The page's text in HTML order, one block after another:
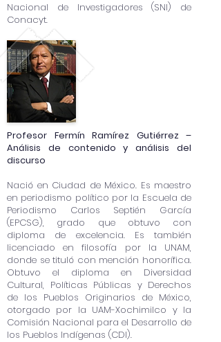
Nacional de Investigadores (SNI) de
Conacyt.
Profesor Fermín Ramírez Gutiérrez –
Análisis de contenido y análisis del
discurso
Nació en Ciudad de México. Es maestro
en periodismo político por la Escuela de
Periodismo Carlos Septién García
(EPCSG), grado que obtuvo con
diploma de excelencia. Es también
licenciado en filosofía por la UNAM,
donde se tituló con mención honorífica.
Obtuvo el diploma en Diversidad
Cultural, Políticas Públicas y Derechos
de los Pueblos Originarios de México,
otorgado por la UAM-Xochimilco y la
Comisión Nacional para el Desarrollo de
los Pueblos Indígenas (CDI).